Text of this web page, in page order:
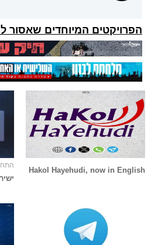
הפרויקטים המיוחדים שאסור
Hakol Hayehudi, now in English